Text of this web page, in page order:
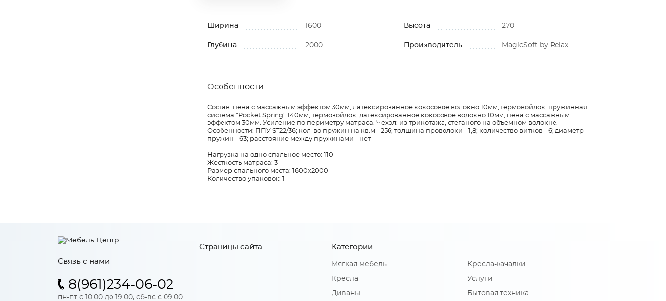
Ширина 1600 Высота 270
Глубина 2000 Производитель MagicSoft by Relax
Особенности
Состав: пена с массажным эффектом 30мм, латексированное кокосовое волокно 10мм, термовойлок, пружинная
система "Pocket Spring" 140мм, термовойлок, латексированное кокосовое волокно 10мм, пена с массажным
эффектом 30мм. Усиление по периметру матраса. Чехол: из трикотажа, стеганого на объемном волокне.
Особенности: ППУ ST22/36; кол-во пружин на кв.м - 256; толщина проволоки - 1,8; количество витков - 6; диаметр
пружин - 63; расстояние между пружинами - нет
Нагрузка на одно спальное место: 110
Жесткость матраса: 3
Размер спального места: 1600х2000
Количество упаковок: 1
Связь с нами
8(961)234-06-02
пн-пт с 10.00 до 19.00, сб-вс с 09.00
Страницы сайта Категории
Мягкая мебель
Кресла
Диваны
Кресла-качалки
Услуги
Бытовая техника